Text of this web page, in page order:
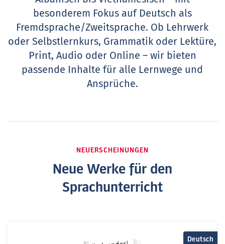
besonderem Fokus auf Deutsch als
Fremdsprache/Zweitsprache. Ob Lehrwerk
oder Selbstlernkurs, Grammatik oder Lektüre,
Print, Audio oder Online – wir bieten
passende Inhalte für alle Lernwege und
Ansprüche.
NEUERSCHEINUNGEN
Neue Werke für den
Sprachunterricht
Deutsch